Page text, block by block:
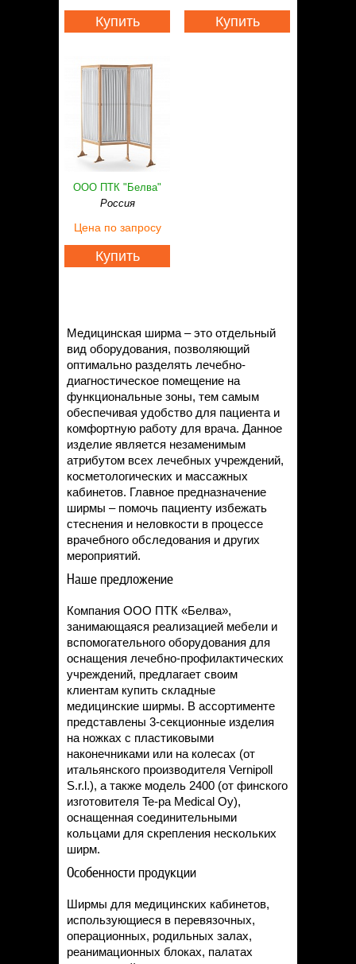
Купить Купить
ООО ПТК "Белва"
Россия
Цена по запросу
Купить
Медицинская ширма – это отдельный
вид оборудования, позволяющий
оптимально разделять лечебно-
диагностическое помещение на
функциональные зоны, тем самым
обеспечивая удобство для пациента и
комфортную работу для врача. Данное
изделие является незаменимым
атрибутом всех лечебных учреждений,
косметологических и массажных
кабинетов. Главное предназначение
ширмы – помочь пациенту избежать
стеснения и неловкости в процессе
врачебного обследования и других
мероприятий.
Наше предложение
Компания ООО ПТК «Белва»,
занимающаяся реализацией мебели и
вспомогательного оборудования для
оснащения лечебно-профилактических
учреждений, предлагает своим
клиентам купить складные
медицинские ширмы. В ассортименте
представлены 3-секционные изделия
на ножках с пластиковыми
наконечниками или на колесах (от
итальянского производителя Vernipoll
S.r.l.), а также модель 2400 (от финского
изготовителя Te-pa Medical Oy),
оснащенная соединительными
кольцами для скрепления нескольких
ширм.
Особенности продукции
Ширмы для медицинских кабинетов,
использующиеся в перевязочных,
операционных, родильных залах,
реанимационных блоках, палатах